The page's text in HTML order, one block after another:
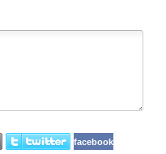
facebook